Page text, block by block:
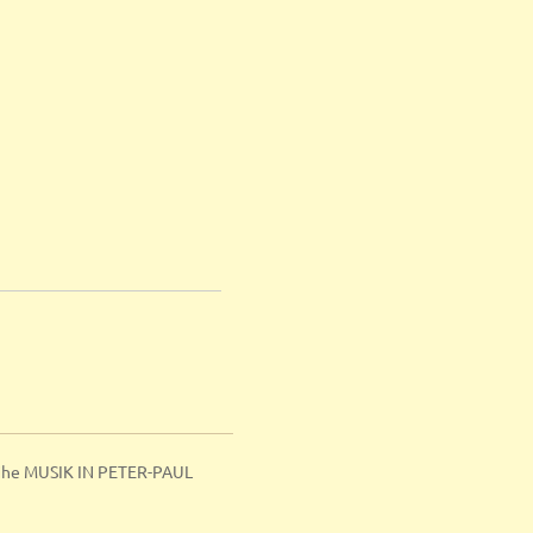
MUSIK IN PETER-PAUL